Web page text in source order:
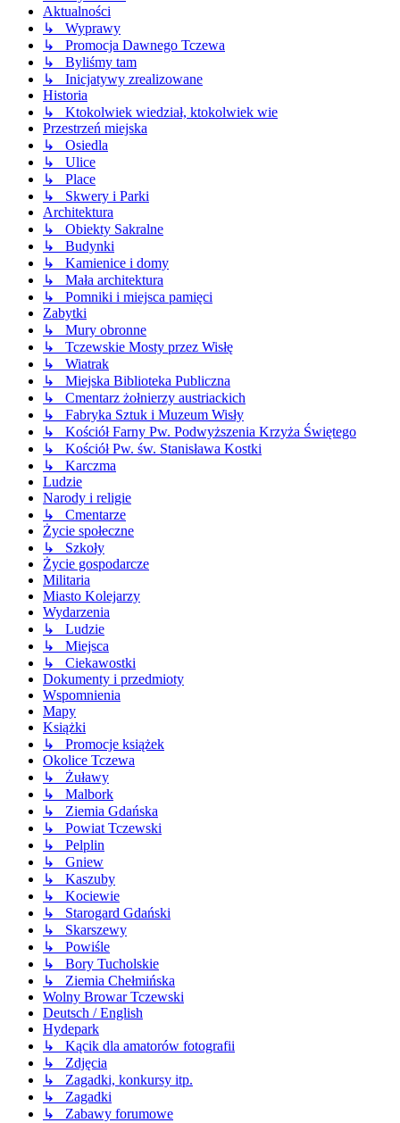
Aktualności
↳ Wyprawy
↳ Promocja Dawnego Tczewa
↳ Byliśmy tam
↳ Inicjatywy zrealizowane
Historia
↳ Ktokolwiek wiedział, ktokolwiek wie
Przestrzeń miejska
↳ Osiedla
↳ Ulice
↳ Place
↳ Skwery i Parki
Architektura
↳ Obiekty Sakralne
↳ Budynki
↳ Kamienice i domy
↳ Mała architektura
↳ Pomniki i miejsca pamięci
Zabytki
↳ Mury obronne
↳ Tczewskie Mosty przez Wisłę
↳ Wiatrak
↳ Miejska Biblioteka Publiczna
↳ Cmentarz żołnierzy austriackich
↳ Fabryka Sztuk i Muzeum Wisły
↳ Kościół Farny Pw. Podwyższenia Krzyża Świętego
↳ Kościół Pw. św. Stanisława Kostki
↳ Karczma
Ludzie
Narody i religie
↳ Cmentarze
Życie społeczne
↳ Szkoły
Życie gospodarcze
Militaria
Miasto Kolejarzy
Wydarzenia
↳ Ludzie
↳ Miejsca
↳ Ciekawostki
Dokumenty i przedmioty
Wspomnienia
Mapy
Książki
↳ Promocje książek
Okolice Tczewa
↳ Żuławy
↳ Malbork
↳ Ziemia Gdańska
↳ Powiat Tczewski
↳ Pelplin
↳ Gniew
↳ Kaszuby
↳ Kociewie
↳ Starogard Gdański
↳ Skarszewy
↳ Powiśle
↳ Bory Tucholskie
↳ Ziemia Chełmińska
Wolny Browar Tczewski
Deutsch / English
Hydepark
↳ Kącik dla amatorów fotografii
↳ Zdjęcia
↳ Zagadki, konkursy itp.
↳ Zagadki
↳ Zabawy forumowe